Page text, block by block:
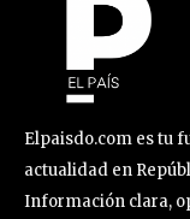
Elpaisdo.com es tu
actualidad en
Información clara,